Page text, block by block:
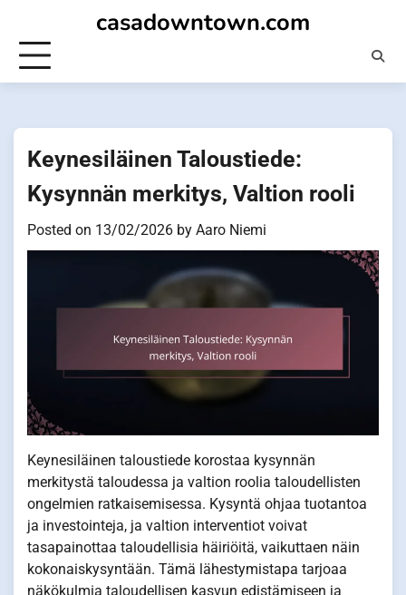
content
casadowntown.com
Keynesiläinen Taloustiede:
Kysynnän merkitys, Valtion rooli
Posted on 13/02/2026 by Aaro Niemi
Keynesiläinen taloustiede korostaa kysynnän
merkitystä taloudessa ja valtion roolia taloudellisten
ongelmien ratkaisemisessa. Kysyntä ohjaa tuotantoa
ja investointeja, ja valtion interventiot voivat
tasapainottaa taloudellisia häiriöitä, vaikuttaen näin
kokonaiskysyntään. Tämä lähestymistapa tarjoaa
näkökulmia taloudellisen kasvun edistämiseen ja